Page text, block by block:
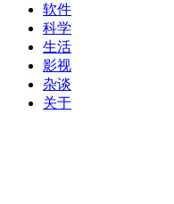
软件
科学
生活
影视
杂谈
关于